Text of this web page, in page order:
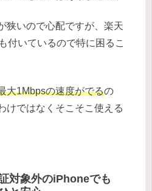
狭いので心配ですが、楽天
付いているので特に困るこ
大1Mbpsの速度がでるの
けではなくそこそこ使える
対象外のiPhoneでも